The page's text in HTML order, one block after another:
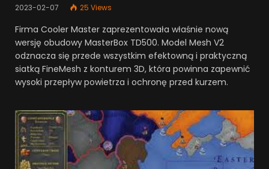
2023-02-07 25 Views
Firma Cooler Master zaprezentowała właśnie nową
wersję obudowy MasterBox TD500. Model Mesh V2
odznacza się przede wszystkim efektowną i praktyczną
siatką FineMesh z konturem 3D, która powinna zapewnić
wysoki przepływ powietrza i ochronę przed kurzem.